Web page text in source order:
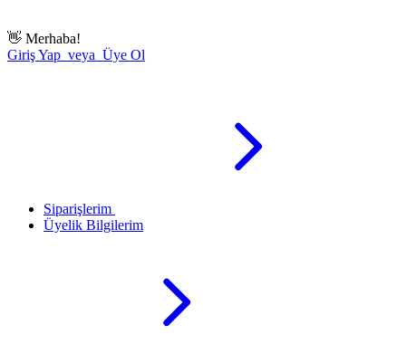
👋 Merhaba!
Giriş Yap veya Üye Ol
Siparişlerim
Üyelik Bilgilerim